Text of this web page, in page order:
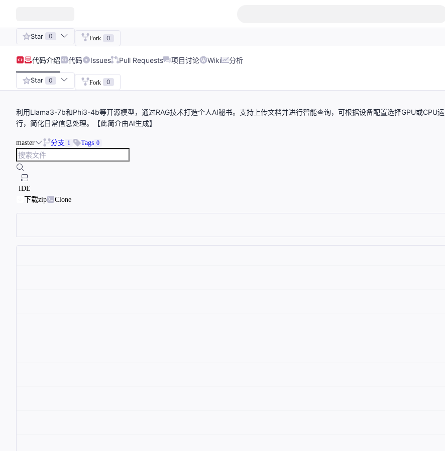
Star 0 Fork 0
代码介绍 代码 Issues Pull Requests 项目讨论 Wiki 分析
Star 0 Fork 0
利用Llama3-7b和Phi3-4b等开源模型，通过RAG技术打造个人AI秘书。支持上传文档并进行智能查询，可根据设备配置选择GPU或CPU运
行，简化日常信息处理。【此简介由AI生成】
master 分支 1 Tags 0
IDE
下载zip
Clone